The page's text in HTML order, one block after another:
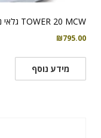
TOWER 20 MCW גלאי נפח חיצוני אלחוטי
₪795.00
מידע נוסף